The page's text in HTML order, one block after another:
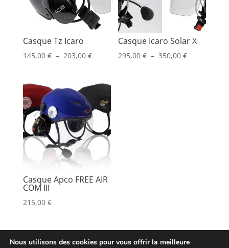
Casque Tz Icaro
145,00 € – 203,00 €Plage
prix :
à
203,00 €
Casque Icaro Solar X
295,00€ – 350,00€Plage
Casque Apco FREE AIR
COM III
215,00 €
Nous utilisons des cookies pour vous offrir la meilleure